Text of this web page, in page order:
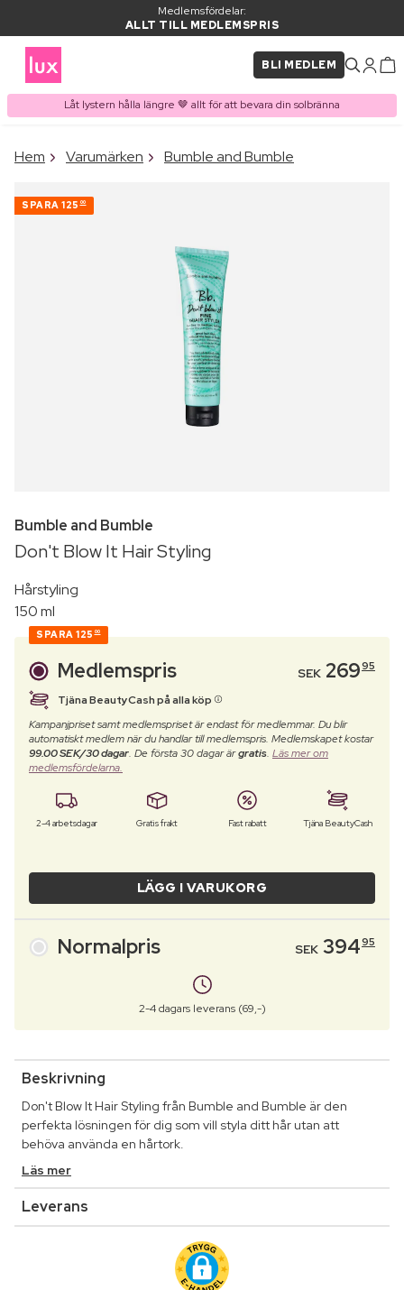
Medlemsfördelar:
ALLT TILL MEDLEMSPRIS
BLI MEDLEM
Låt lystern hålla längre 🤎 allt för att bevara din solbränna
PRODUKT I VARUKORGEN
Hem Varumärken Bumble and Bumble
SPARA 125 00
Bumble and Bumble
Don't Blow It Hair Styling
Hårstyling
150 ml
SPARA 125 00
Medlemspris SEK 26995
Tjäna BeautyCash på alla köp
Kampanjpriset samt medlemspriset är endast för medlemmar. Du blir
automatiskt medlem när du handlar till medlemspris. Medlemskapet kostar
99.00 SEK/30 dagar. De första 30 dagar ärgratis. Läs mer om
medlemsfördelarna.
2-4 arbetsdagar Gratis frakt Fast rabatt Tjäna BeautyCash
LÄGG I VARUKORG
Normalpris SEK 39495
2-4 dagars leverans (69,-)
Beskrivning
Don't Blow It Hair Styling från Bumble and Bumble är den
perfekta lösningen för dig som vill styla ditt hår utan att
behöva använda en hårtork.
Läs mer
Leverans